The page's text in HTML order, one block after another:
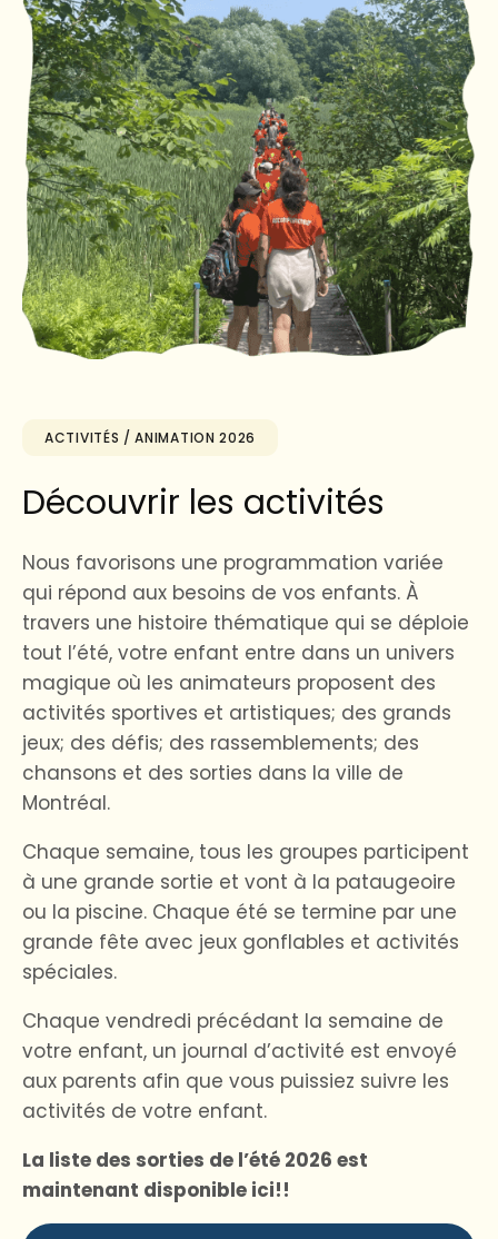
ACTIVITÉS / ANIMATION 2026
Découvrir les activités
Nous favorisons une programmation variée
qui répond aux besoins de vos enfants. À
travers une histoire thématique qui se déploie
tout l’été, votre enfant entre dans un univers
magique où les animateurs proposent des
activités sportives et artistiques; des grands
jeux; des défis; des rassemblements; des
chansons et des sorties dans la ville de
Montréal.
Chaque semaine, tous les groupes participent
à une grande sortie et vont à la pataugeoire
ou la piscine. Chaque été se termine par une
grande fête avec jeux gonflables et activités
spéciales.
Chaque vendredi précédant la semaine de
votre enfant, un journal d’activité est envoyé
aux parents afin que vous puissiez suivre les
activités de votre enfant.
La liste des sorties de l’été 2026 est
maintenant disponible ici!!